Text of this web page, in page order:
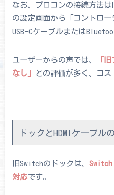
なお、プロコンの接続方法
の設定画面から「コントロー
USB-Cケーブルまたは
ユーザーからの声では、
「
なし」
との評価が多く、コス
ドックとHDMIケーブル
旧Switchのドックは、 Switch
対応です。